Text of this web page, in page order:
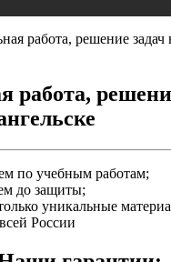
работа, решение задач
работа,
по учебным работам;
до защиты;
уникальные
России